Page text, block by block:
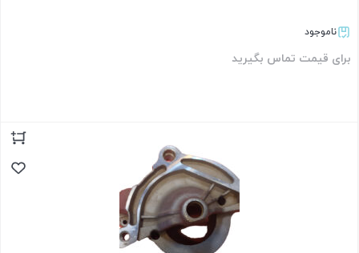
ناموجود
برای قیمت تماس بگیرید